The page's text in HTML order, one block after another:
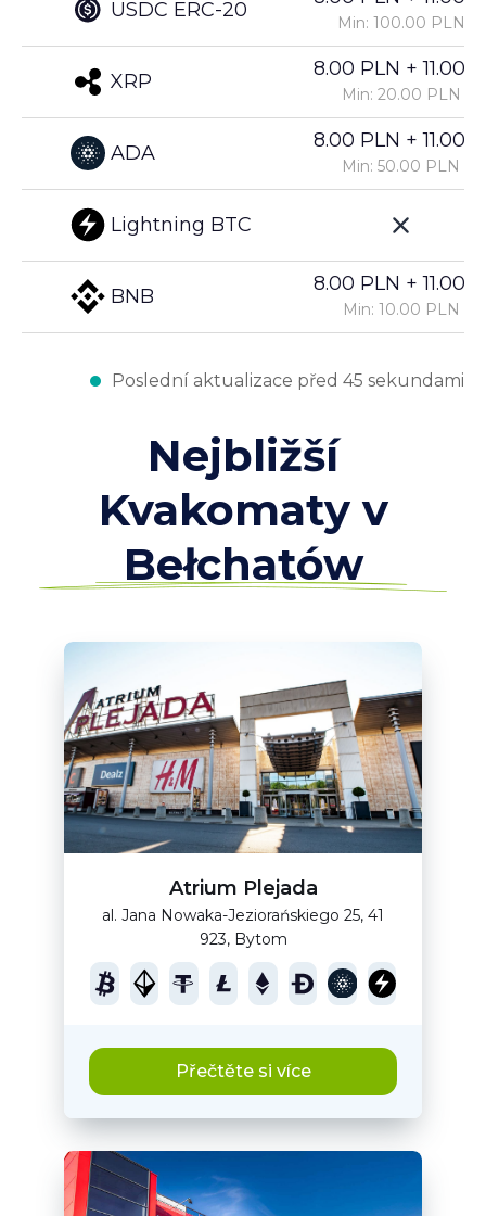
USDC ERC-20
XRP
ADA
Lightning BTC
BNB
Min: 100.00 PLN
8.00 PLN +
Min: 20.00 PLN
8.00 PLN +
Min: 50.00 PLN
8.00 PLN +
Min: 10.00 PLN
Poslední aktualizace před 45 sekundami
Nejbližší
Kvakomaty v
Bełchatów
Atrium Plejada
al. Jana Nowaka-Jeziorańskiego 25, 41
923, Bytom
Přečtěte si více